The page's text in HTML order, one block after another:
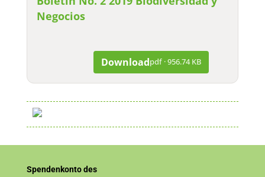
Negocios
Downloadpdf · 956.74 KB
Spendenkonto des